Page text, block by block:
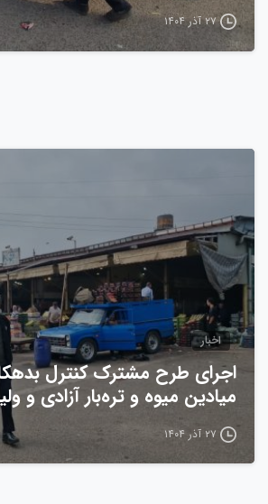
۲۷ آذر ۱۴۰۴
اخبار
اجرای طرح مشترک کنترل
میادین میوه و تره‌بار آزادی و
۲۷ آذر ۱۴۰۴